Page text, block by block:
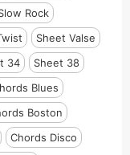
Rock
Sheet Valse
34
Sheet 38
Blues
Boston
Chords Disco